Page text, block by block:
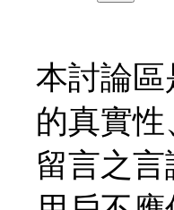
本討論
的真實
留言之